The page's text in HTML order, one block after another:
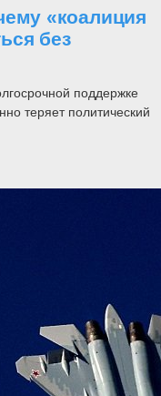
«коалиция
без
поддержке
теряет политический